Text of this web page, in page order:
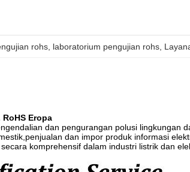
rohs, laboratorium pengujian rohs,
Eropa
dan pengurangan polusi lingkungan
dan impor produk informasi
komprehensif dalam industri listrik dan